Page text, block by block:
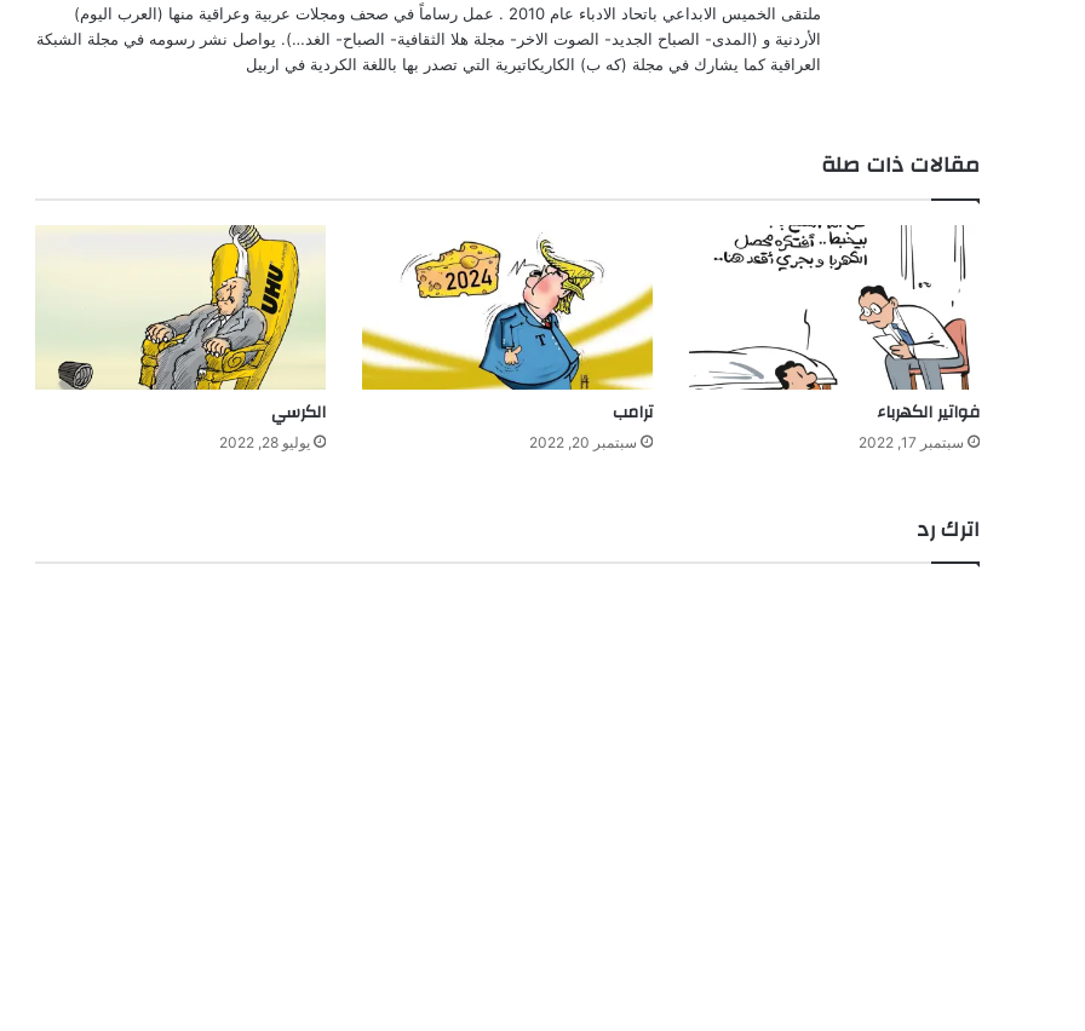
ملتقى الخميس الابداعي باتحاد الادباء عام 2010 . عمل رساماً في صحف ومجلات عربية وعراقية منها (العرب اليوم)
الأردنية و (المدى- الصباح الجديد- الصوت الاخر- مجلة هلا الثقافية- الصباح- الغد…). يواصل نشر رسومه في مجلة الشبكة
العراقية كما يشارك في مجلة (كه ب) الكاريكاتيرية التي تصدر بها باللغة الكردية في اربيل
مقالات ذات صلة
فواتير الكهرباء
سبتمبر 17, 2022
ترامب
سبتمبر 20, 2022
الكرسي
يوليو 28, 2022
اترك رد